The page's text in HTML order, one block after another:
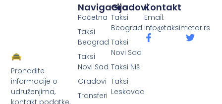
Pronađite
informacije o
udruženjima,
kontakt podatke,
Gradovi
Taksi
Beograd
Taksi
Novi Sad
Taksi Niš
Taksi
Leskovac
Navigacija
Početna
Taksi
Beograd
Taksi
Novi Sad
Gradovi
Transferi
Kontakt
Email:
info@taksimetar.rs